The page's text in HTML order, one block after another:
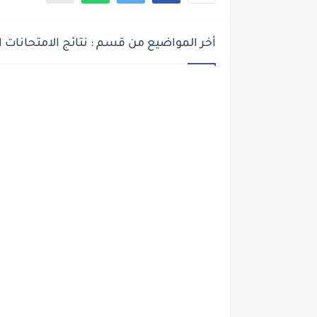
أخر المواضيع من قسم : نتائج الامتحانات